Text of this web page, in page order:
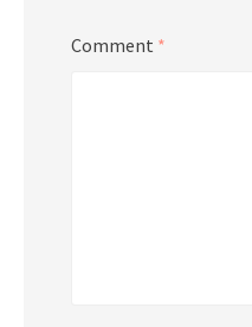
Comment *